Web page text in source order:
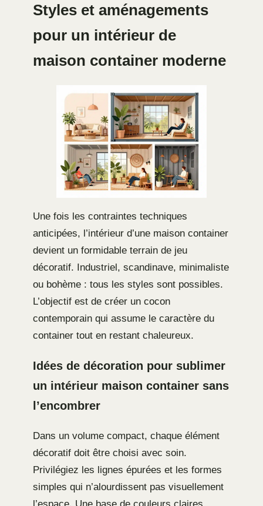
Styles et aménagements
pour un intérieur de
maison container moderne
Une fois les contraintes techniques
anticipées, l’intérieur d’une maison container
devient un formidable terrain de jeu
décoratif. Industriel, scandinave, minimaliste
ou bohème : tous les styles sont possibles.
L’objectif est de créer un cocon
contemporain qui assume le caractère du
container tout en restant chaleureux.
Idées de décoration pour sublimer
un intérieur maison container sans
l’encombrer
Dans un volume compact, chaque élément
décoratif doit être choisi avec soin.
Privilégiez les lignes épurées et les formes
simples qui n’alourdissent pas visuellement